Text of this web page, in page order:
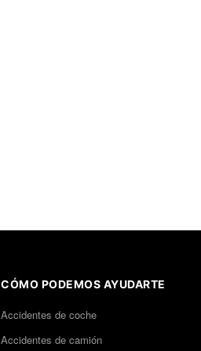
CÓMO PODEMOS AYUDARTE
Accidentes de coche
Accidentes de camión